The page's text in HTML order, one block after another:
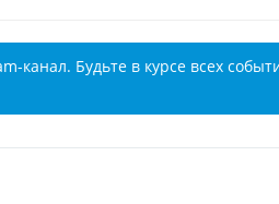
канал. Будьте в курсе всех